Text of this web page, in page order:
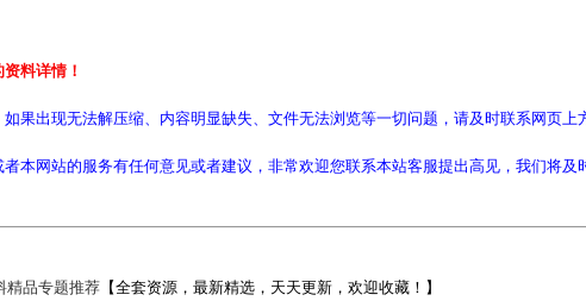
料详情！
果出现无法解压缩、内容明显缺失、文件无法浏览等一切问题，请及时联系网页上
本网站的服务有任何意见或者建议，非常欢迎您联系本站客服提出高见，我们将及
精品专题推荐【全套资源，最新精选，天天更新，欢迎收藏！】